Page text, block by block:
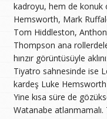
kadroyu, hem de konuk
Hemsworth, Mark
Tom Hiddleston,
Thompson ana
hınzır görüntüsüyle
Tiyatro sahnesinde ise
kardeş Luke Hemsworth
Yine kısa süre de
Watanabe atlanmamalı.